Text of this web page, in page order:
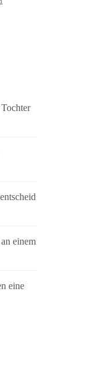
einem
eine